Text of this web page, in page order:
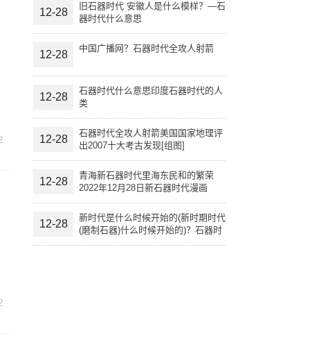
12-28
旧石器时代 安徽人是什么模样？—石
器时代什么意思
12-28
中国广播网？石器时代全攻人射箭
12-28
石器时代什么意思印度石器时代的人
类
12-28
石器时代全攻人射箭美国国家地理评
出2007十大考古发现[组图]
12-28
青海新石器时代里海东民和的繁荣
2022年12月28日新石器时代漫画
12-28
新时代是什么时候开始的(新时期时代
(磨制石器)什么时候开始的)？石器时
代什么意思